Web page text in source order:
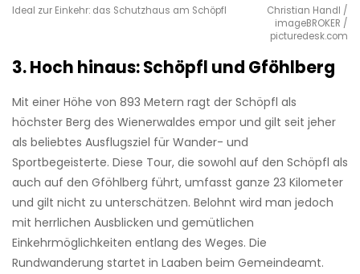
Ideal zur Einkehr: das Schutzhaus am Schöpfl
Christian Handl /
imageBROKER /
picturedesk.com
3. Hoch hinaus: Schöpfl und Gföhlberg
Mit einer Höhe von 893 Metern ragt der Schöpfl als
höchster Berg des Wienerwaldes empor und gilt seit jeher
als beliebtes Ausflugsziel für Wander- und
Sportbegeisterte. Diese Tour, die sowohl auf den Schöpfl als
auch auf den Gföhlberg führt, umfasst ganze 23 Kilometer
und gilt nicht zu unterschätzen. Belohnt wird man jedoch
mit herrlichen Ausblicken und gemütlichen
Einkehrmöglichkeiten entlang des Weges. Die
Rundwanderung startet in Laaben beim Gemeindeamt.